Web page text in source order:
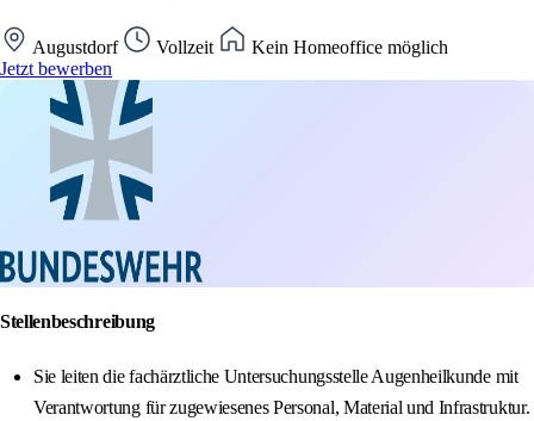
Augustdorf Vollzeit
Kein Homeoffice möglich
Jetzt bewerben
Stellenbeschreibung
Sie leiten die fachärztliche Untersuchungsstelle Augenheilkunde mit
Verantwortung für zugewiesenes Personal, Material und Infrastruktur.